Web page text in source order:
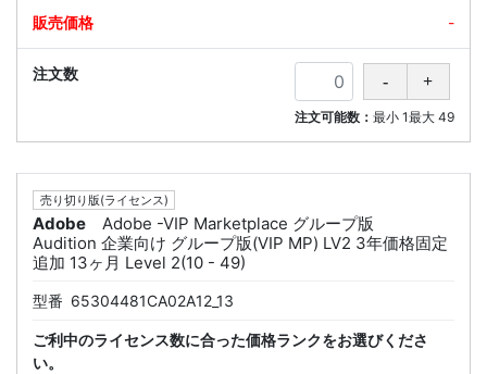
-
注文可能数： 最小 1最大 49
売り切り版(ライセンス)
Adobe
Adobe -VIP Marketplace グループ版
Audition 企業向け グループ版(VIP MP) LV2 3年価格固定
追加 13ヶ月 Level 2(10 - 49)
型番 65304481CA02A12_13
ご利中のライセンス数に合った価格ランクをお選びくださ
い。